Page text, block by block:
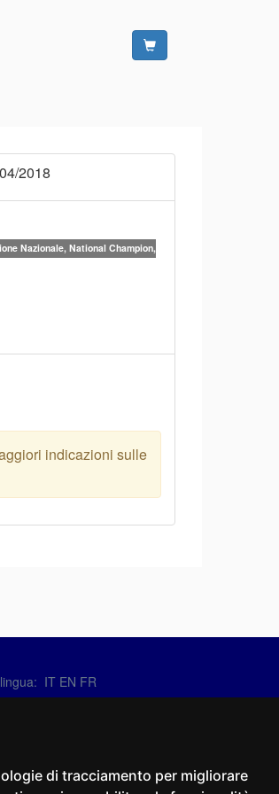
di tracciamento per migliorare
2018
Nazionale, National Champion,
indicazioni sulle
IT EN FR